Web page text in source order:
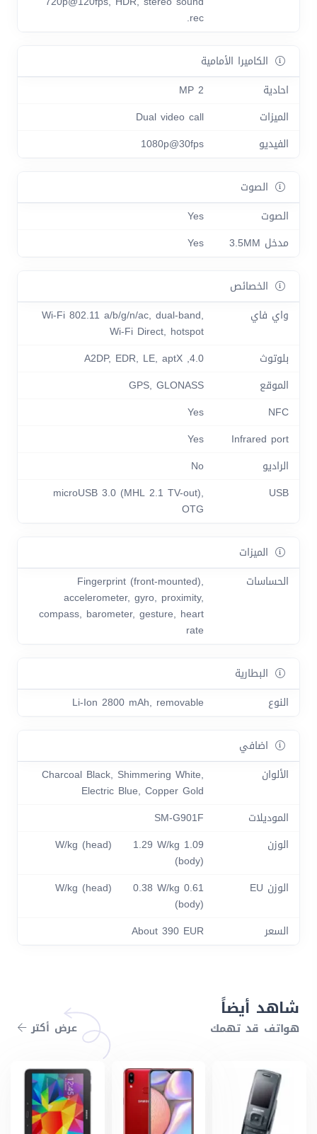
rec.
الكاميرا الأمامية
احادية
2 MP
الميزات
Dual video call
الفيديو
1080p@30fps
الصوت
الصوت
Yes
مدخل 3.5MM
Yes
الخصائص
واي فاي
Wi-Fi 802.11 a/b/g/n/ac, dual-band,
Wi-Fi Direct, hotspot
بلوتوث
4.0, A2DP, EDR, LE, aptX
الموقع
GPS, GLONASS
NFC
Yes
Infrared port
Yes
الراديو
No
USB
microUSB 3.0 (MHL 2.1 TV-out),
OTG
الميزات
الحساسات
Fingerprint (front-mounted),
accelerometer, gyro, proximity,
compass, barometer, gesture, heart
rate
البطارية
النوع
Li-Ion 2800 mAh, removable
اضافي
الألوان
Charcoal Black, Shimmering White,
Electric Blue, Copper Gold
الموديلات
SM-G901F
الوزن
1.09 W/kg (head) 1.29 W/kg
(body)
الوزن EU
0.61 W/kg (head) 0.38 W/kg
(body)
السعر
About 390 EUR
شاهد أيضاً
هواتف قد تهمك عرض أكتر